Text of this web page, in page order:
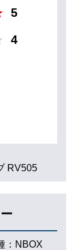
5
4
RV505
： NBOX